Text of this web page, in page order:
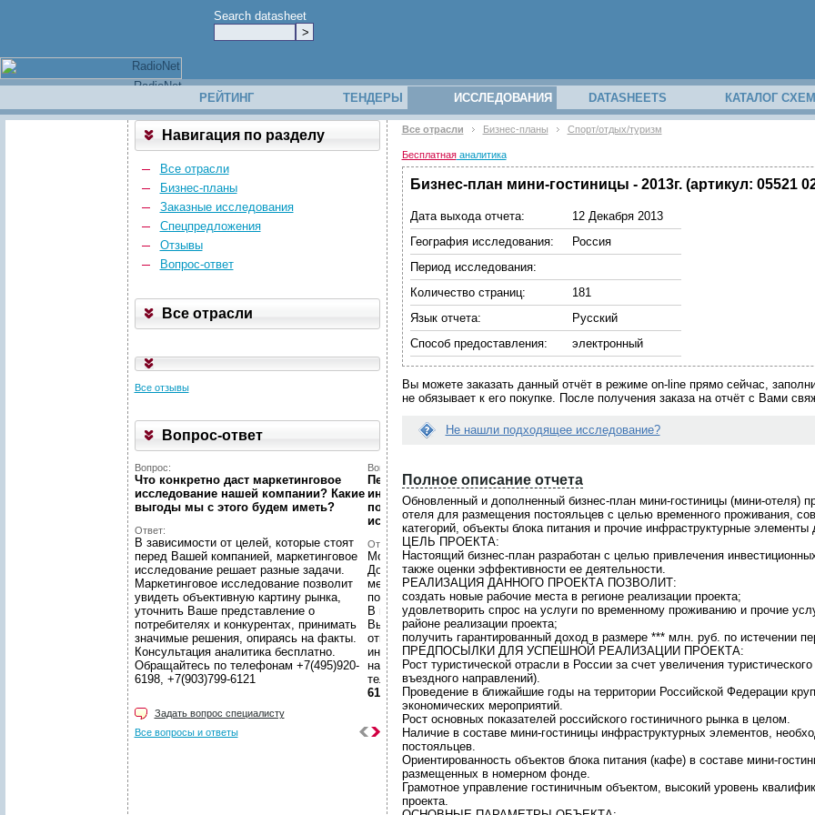
Search datasheet
РЕЙТИНГ ТЕНДЕРЫ ИССЛЕДОВАНИЯ DATASHEETS КАТАЛОГ СХЕМ
Навигация по разделу
Все отрасли
Бизнес-планы
Заказные исследования
Спецпредложения
Отзывы
Вопрос-ответ
Все отрасли
Все отзывы
Вопрос-ответ
Вопрос:
Что конкретно даст маркетинговое
исследование нашей компании? Какие
выгоды мы c этого будем иметь?
Ответ:
В зависимости от целей, которые стоят
перед Вашей компанией, маркетинговое
исследование решает разные задачи.
Маркетинговое исследование позволит
увидеть объективную картину рынка,
уточнить Ваше представление о
потребителях и конкурентах, принимать
значимые решения, опираясь на факты.
Консультация аналитика бесплатно.
Обращайтесь по телефонам +7(495)920-
6198, +7(903)799-6121
Вопрос:
Первый раз делаю заказ через
интернет... Можно встретиться и
познакомиться лично с исполнителем
исследования?
Ответ:
Можно! Мы всегда за живое общение.
Договоритесь о встрече с персональным
менеджером после того как Вам
подготовят коммерческое предложение.
В нашем уютном офисе за чашкой кофе
Вы сможете побеседовать с
ответственным аналитиком и задать все
интересующие Вас вопросы. Наш офис
находится в Москве. Звоните по
телефонам+7(495)920-6198, +7(903)799-
6121
делать дальше? Когда со мной
свяжутся?
Ответ:
рабочие дни с 9 до 18 по московскому
времени. Срок ответа на заявки не
1-2 часов. Если с Вами не связались,
проверьте почту, Вы получили
информационное письмо с контактным
менеджера. Свяжитесь с ним
самостоятельно и задайте
Вас вопросы. Или обратитесь по
6121
Задать вопрос специалисту
Все вопросы и ответы
Все отрасли Бизнес-планы Спорт/отдых/туризм
Бесплатнаяаналитика
Бизнес-план мини-гостиницы - 2013г. (артикул: 05521
Дата выхода отчета:
12 Декабря 2013
География исследования:
Россия
Период исследования:
Количество страниц:
181
Язык отчета:
Русский
Способ предоставления:
электронный
Вы можете заказать данный отчёт в режиме on-line прямо сейчас,
не обязывает к его покупке. После получения заказа на отчёт с Вами
Не нашли подходящее исследование?
л
и
д
а
н
н
ы
й
о
т
ч
ё
т
В
а
м
н
е
п
о
д
х
о
и
Полное описание отчета
Обновленный и дополненный бизнес-план мини-гостиницы (мини-отеля)
отеля для размещения постояльцев с целью временного проживания,
категорий, объекты блока питания и прочие инфраструктурные
ЦЕЛЬ ПРОЕКТА:
Настоящий бизнес-план разработан с целью привлечения
также оценки эффективности ее деятельности.
РЕАЛИЗАЦИЯ ДАННОГО ПРОЕКТА ПОЗВОЛИТ:
создать новые рабочие места в регионе реализации проекта;
удовлетворить спрос на услуги по временному проживанию и прочие
районе реализации проекта;
получить гарантированный доход в размере *** млн. руб. по истечении
ПРЕДПОСЫЛКИ ДЛЯ УСПЕШНОЙ РЕАЛИЗАЦИИ ПРОЕКТА:
Рост туристической отрасли в России за счет увеличения
въездного направлений).
Проведение в ближайшие годы на территории Российской Федерации
экономических мероприятий.
Рост основных показателей российского гостиничного рынка в целом.
Наличие в составе мини-гостиницы инфраструктурных элементов,
постояльцев.
Ориентированность объектов блока питания (кафе) в составе мини-
размещенных в номерном фонде.
Грамотное управление гостиничным объектом, высокий уровень
проекта.